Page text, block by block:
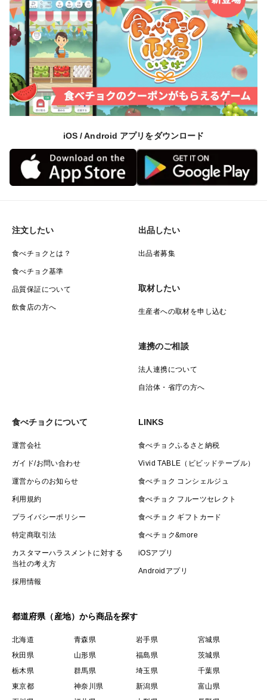
iOS / Android アプリをダウンロード
注文したい
食べチョクとは？
食べチョク基準
品質保証について
飲食店の方へ
出品したい
出品者募集
取材したい
生産者への取材を申し込む
連携のご相談
法人連携について
自治体・省庁の方へ
食べチョクについて
運営会社
ガイド/お問い合わせ
運営からのお知らせ
利用規約
プライバシーポリシー
特定商取引法
カスタマーハラスメントに対する
当社の考え方
採用情報
LINKS
食べチョクふるさと納税
Vivid TABLE（ビビッドテーブル）
食べチョク コンシェルジュ
食べチョク フルーツセレクト
食べチョク ギフトカード
食べチョク&more
iOSアプリ
Androidアプリ
都道府県（産地）から商品を探す
北海道 青森県 岩手県
宮城県
秋田県
山形県 福島県
茨城県
栃木県
群馬県 埼玉県
千葉県
東京都
神奈川県 新潟県
富山県